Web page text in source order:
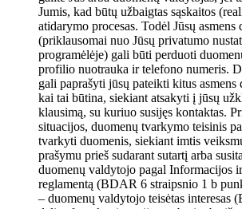
Jumis, kad būtų užbaigtas sąskaitos
atidarymo procesas. Todėl Jūsų asmens
(priklausomai nuo Jūsų privatumo
programėlėje) gali būti perduoti
profilio nuotrauka ir telefono numeris.
gali paprašyti jūsų pateikti kitus asmens
kai tai būtina, siekiant atsakyti į jūsų
klausimą, su kuriuo susijęs kontaktas.
situacijos, duomenų tvarkymo teisinis
tvarkyti duomenis, siekiant imtis
prašymu prieš sudarant sutartį arba
duomenų valdytojo pagal Informacijos
reglamentą (BDAR 6 straipsnio 1 b
– duomenų valdytojo teisėtas interesas